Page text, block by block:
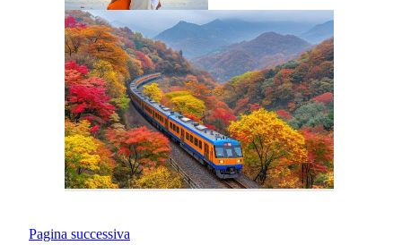
Pagina successiva